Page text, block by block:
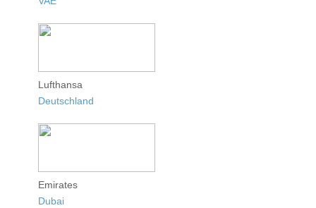
Lufthansa
Deutschland
Emirates
Dubai